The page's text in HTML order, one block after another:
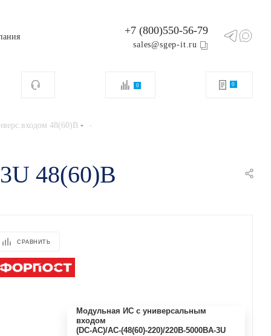
+7 (800)550-56-79
sales@sgep-it.ru
0 0
48(60)В -
48(60)В
СРАВНИТЬ
Модульная ИС с универсальным
входом
(DC-АС)/AC-(48(60)-220)/220B-5000BA-3U